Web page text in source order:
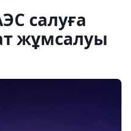
салуға
жұмсалуы